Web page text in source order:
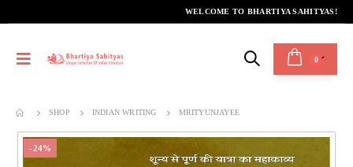
WELCOME TO BHARTIYA SAHITYAS!
0
SHOP INDIAN WRITING MRITYUNJAYEE
-24%